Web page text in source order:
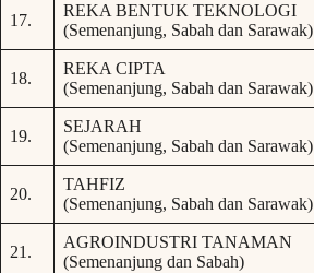
17.
REKA BENTUK TEKNOLOGI
(Semenanjung, Sabah dan Sarawak)
18.
REKA CIPTA
(Semenanjung, Sabah dan Sarawak)
19.
SEJARAH
(Semenanjung, Sabah dan Sarawak)
20.
TAHFIZ
(Semenanjung, Sabah dan Sarawak)
21.
AGROINDUSTRI TANAMAN
(Semenanjung dan Sabah)